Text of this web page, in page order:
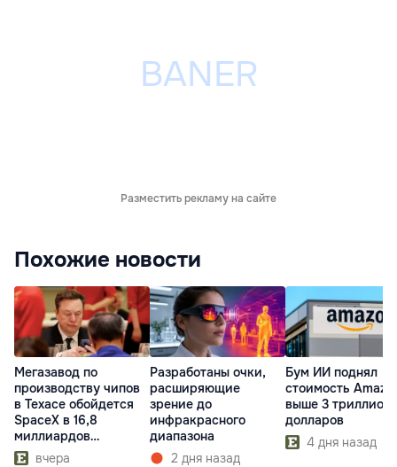
Разместить рекламу на сайте
Похожие новости
Мегазавод по
производству чипов
в Техасе обойдется
SpaceX в 16,8
миллиардов
долларов
вчера
Разработаны очки,
расширяющие
зрение до
инфракрасного
диапазона
2 дня назад
Бум ИИ поднял
стоимость
выше 3
долларов
4 дня назад